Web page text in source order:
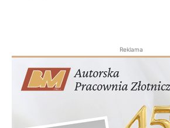
Reklama